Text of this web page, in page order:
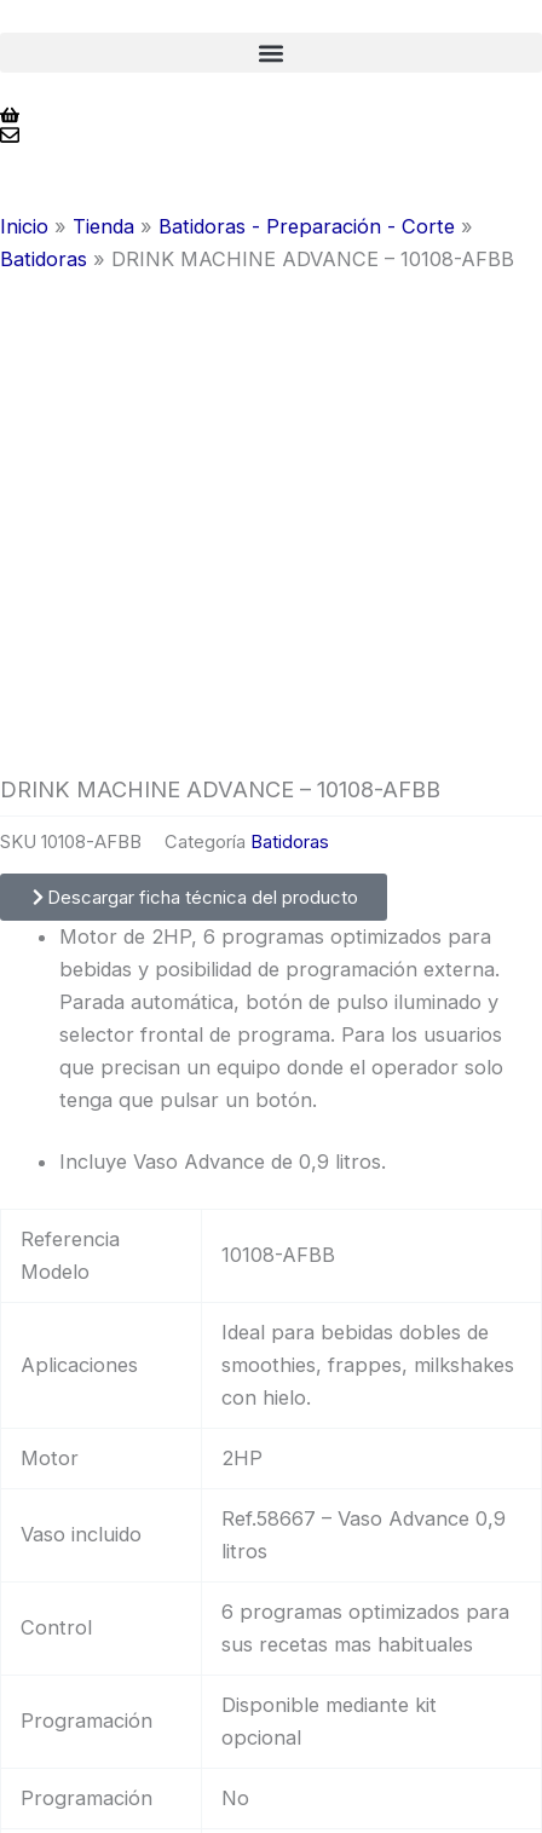
Inicio » Tienda » Batidoras - Preparación - Corte »
Batidoras » DRINK MACHINE ADVANCE – 10108-AFBB
DRINK MACHINE ADVANCE – 10108-AFBB
SKU 10108-AFBB Categoría Batidoras
Descargar ficha técnica del producto
Motor de 2HP, 6 programas optimizados para
bebidas y posibilidad de programación externa.
Parada automática, botón de pulso iluminado y
selector frontal de programa. Para los usuarios
que precisan un equipo donde el operador solo
tenga que pulsar un botón.
Incluye Vaso Advance de 0,9 litros.
Referencia
Modelo
10108-AFBB
Aplicaciones
Ideal para bebidas dobles de
smoothies, frappes, milkshakes
con hielo.
Motor 2HP
Vaso incluido
Ref.58667 – Vaso Advance 0,9
litros
Control
6 programas optimizados para
sus recetas mas habituales
Programación
Disponible mediante kit
opcional
Programación No